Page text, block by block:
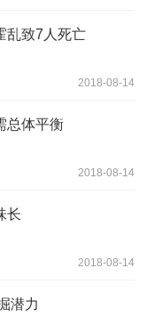
乱致7人死亡
2018-08-14
总体平衡
2018-08-14
长
2018-08-14
潜力